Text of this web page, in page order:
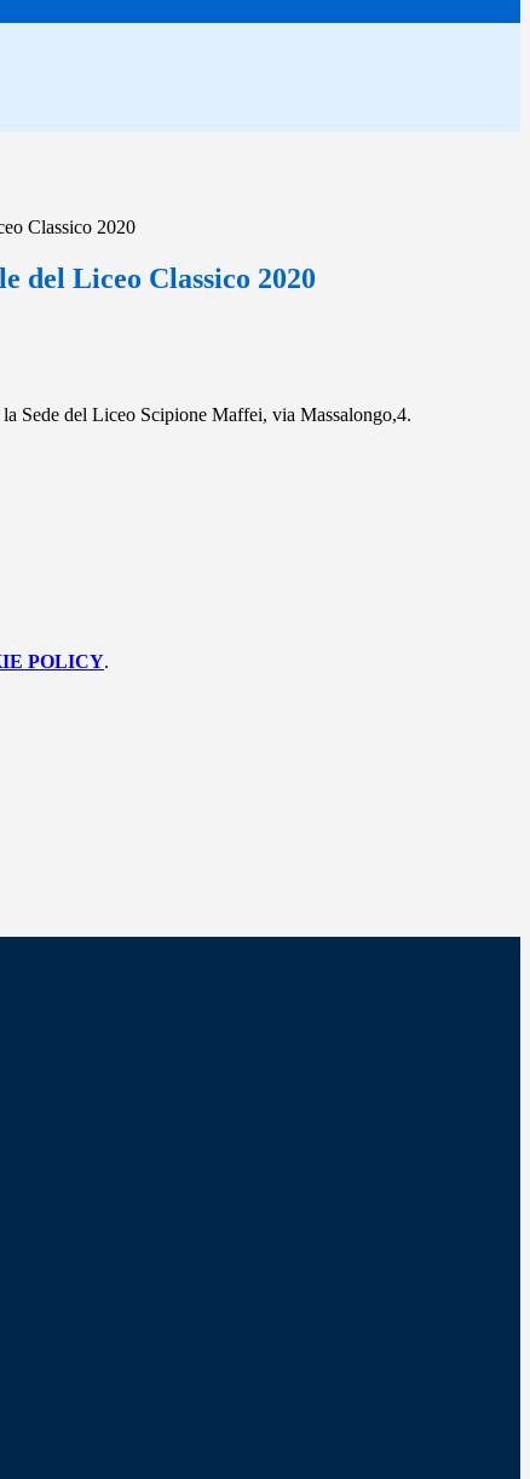
Classico 2020
del Liceo Classico 2020
Sede del Liceo Scipione Maffei, via Massalongo,4.
POLICY.